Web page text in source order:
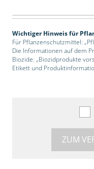
Wichtiger Hinweis für
Für Pflanzenschutzmittel:
Die Informationen auf dem
Biozide: „Biozidprodukte
Etikett und
ZUM